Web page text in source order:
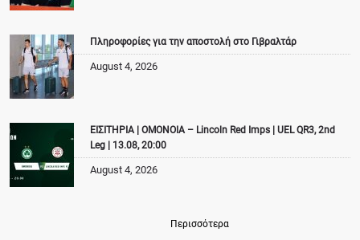
Πληροφορίες για την αποστολή στο Γιβραλτάρ
August 4, 2026
ΕΙΣΙΤΗΡΙΑ | ΟΜΟΝΟΙΑ – Lincoln Red Imps | UEL QR3, 2nd
Leg | 13.08, 20:00
August 4, 2026
Περισσότερα